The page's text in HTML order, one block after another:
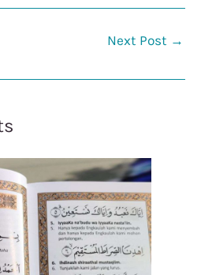
Next Post →